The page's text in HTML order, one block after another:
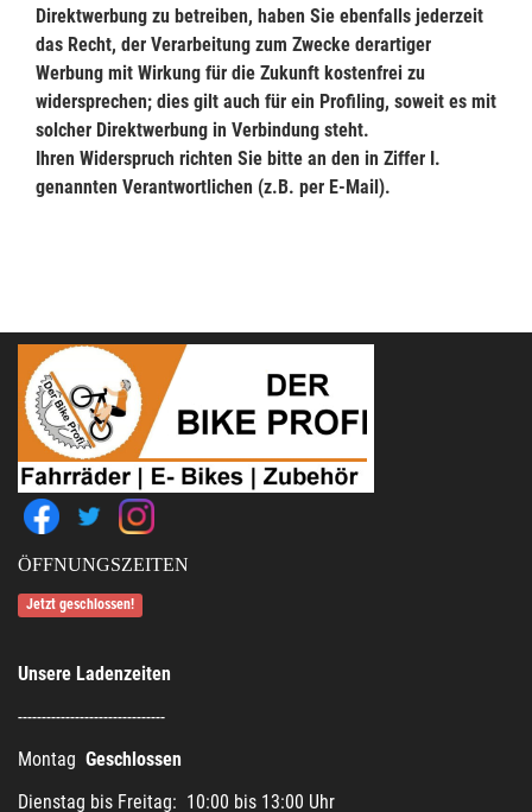
Direktwerbung zu betreiben, haben Sie ebenfalls jederzeit
das Recht, der Verarbeitung zum Zwecke derartiger
Werbung mit Wirkung für die Zukunft kostenfrei zu
widersprechen; dies gilt auch für ein Profiling, soweit es mit
solcher Direktwerbung in Verbindung steht.
Ihren Widerspruch richten Sie bitte an den in Ziffer I.
genannten Verantwortlichen (z.B. per E-Mail).
ÖFFNUNGSZEITEN
Jetzt geschlossen!
Unsere Ladenzeiten
-------------------------------
Montag Geschlossen
Dienstag bis Freitag: 10:00 bis 13:00 Uhr